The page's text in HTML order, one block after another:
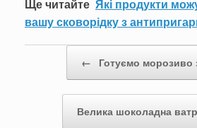
Ще читайте Які продукти
вашу сковорідку з
← Готуємо морозиво
Велика шоколадна